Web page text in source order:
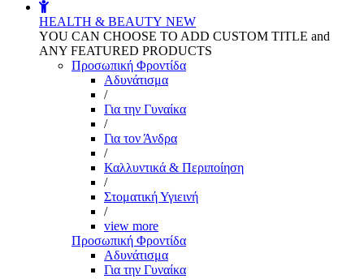
HEALTH & BEAUTY NEW
YOU CAN CHOOSE TO ADD CUSTOM TITLE and
ANY FEATURED PRODUCTS
Προσωπική Φροντίδα
Αδυνάτισμα
/
Για την Γυναίκα
/
Για τον Άνδρα
/
Καλλυντικά & Περιποίηση
/
Στοματική Υγιεινή
/
view more
Προσωπική Φροντίδα
Αδυνάτισμα
Για την Γυναίκα